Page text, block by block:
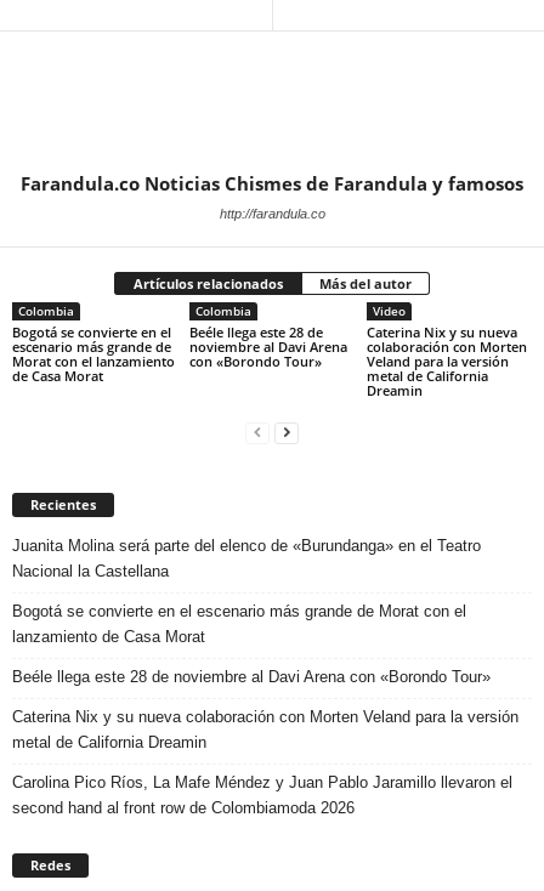
Farandula.co Noticias Chismes de Farandula y famosos
http://farandula.co
Artículos relacionados Más del autor
Colombia
Bogotá se convierte en el
escenario más grande de
Morat con el lanzamiento
de Casa Morat
Colombia
Beéle llega este 28 de
noviembre al Davi Arena
con «Borondo Tour»
Video
Caterina Nix y su nueva
colaboración con Morten
Veland para la versión
metal de California
Dreamin
Recientes
Juanita Molina será parte del elenco de «Burundanga» en el Teatro
Nacional la Castellana
Bogotá se convierte en el escenario más grande de Morat con el
lanzamiento de Casa Morat
Beéle llega este 28 de noviembre al Davi Arena con «Borondo Tour»
Caterina Nix y su nueva colaboración con Morten Veland para la versión
metal de California Dreamin
Carolina Pico Ríos, La Mafe Méndez y Juan Pablo Jaramillo llevaron el
second hand al front row de Colombiamoda 2026
Redes